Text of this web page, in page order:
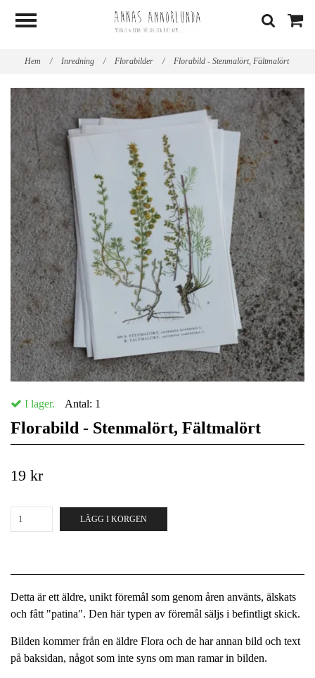
Hem / Inredning / Florabilder / Florabild - Stenmalört, Fältmalört
I lager. Antal: 1
Florabild - Stenmalört, Fältmalört
19 kr
LÄGG I KORGEN
Detta är ett äldre, unikt föremål som genom åren använts, älskats
och fått "patina". Den här typen av föremål säljs i befintligt skick.
Bilden kommer från en äldre Flora och de har annan bild och text
på baksidan, något som inte syns om man ramar in bilden.